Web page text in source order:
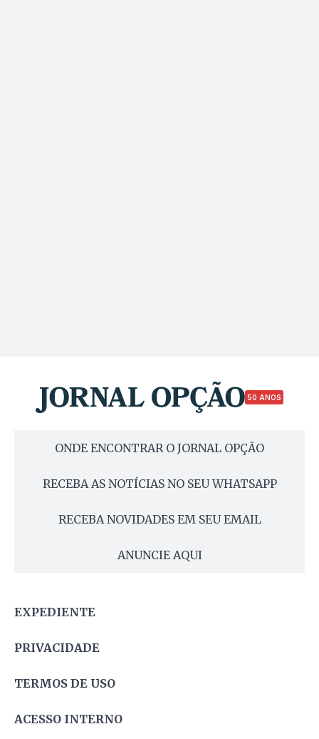
50 ANOS
ONDE ENCONTRAR O JORNAL OPÇÃO
RECEBA AS NOTÍCIAS NO SEU WHATSAPP
RECEBA NOVIDADES EM SEU EMAIL
ANUNCIE AQUI
EXPEDIENTE
PRIVACIDADE
TERMOS DE USO
ACESSO INTERNO